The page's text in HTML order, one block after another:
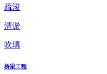
疏浚
清淤
吹填
桥梁工程